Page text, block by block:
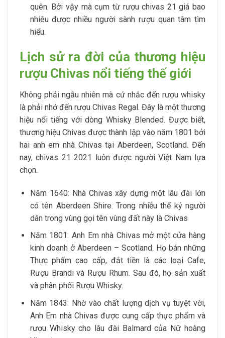
quên. Bởi vậy mà cụm từ rượu chivas 21 giá bao
nhiêu được nhiều người sành rượu quan tâm tìm
hiểu.
Lịch sử ra đời của thương hiệu
rượu Chivas nổi tiếng thế giới
Không phải ngẫu nhiên mà cứ nhắc đến rượu whisky
là phải nhớ đến rượu Chivas Regal. Đây là một thương
hiệu nổi tiếng với dòng Whisky Blended. Được biết,
thương hiệu Chivas được thành lập vào năm 1801 bởi
hai anh em nhà Chivas tại Aberdeen, Scotland. Đến
nay, chivas 21 2021 luôn được người Việt Nam lựa
chọn.
Năm 1640: Nhà Chivas xây dựng một lâu đài lớn
có tên Aberdeen Shire. Trong nhiều thế kỷ người
dân trong vùng gọi tên vùng đất này là Chivas
Năm 1801: Anh Em nhà Chivas mở một cửa hàng
kinh doanh ở Aberdeen – Scotland. Họ bán những
Thực phẩm cao cấp, đắt tiền là các loại Cafe,
Rượu Brandi và Rượu Rhum. Sau đó, họ sản xuất
và phân phối Rượu Whisky.
Năm 1843: Nhờ vào chất lượng dịch vụ tuyệt vời,
Anh Em nhà Chivas được cung cấp thực phẩm và
rượu Whisky cho lâu đài Balmard của Nữ hoàng